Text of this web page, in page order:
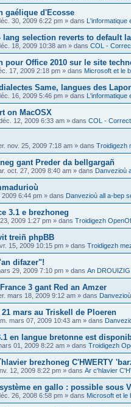
gaélique d'Ecosse
30, 2009 6:22 pm » dans L'informatique
lang selection reverts to default
18, 2009 10:38 am » dans COL -
pour Office 2010 sur le site
17, 2009 2:18 pm » dans Microsoft et le
Same, langues des
16, 2009 5:46 pm » dans L'informatique
on MacOSX
12, 2009 6:33 am » dans COL -
nov. 25, 2009 7:18 am » dans Troidigezh
gant Preder da bellgargañ
oct. 27, 2009 8:40 am » dans Danvezioù
2009 6:44 pm » dans Danvezioù all a-bep
3.1 e brezhoneg
2009 1:27 pm » dans Troidigezh
treiñ phpBB
15, 2009 10:15 pm » dans Troidigezh
difazer"!
29, 2009 7:10 pm » dans An
3 gant Red an Amzer
mars 18, 2009 9:12 am » dans
21 mars au Triskell de Ploeren
mars 07, 2009 10:43 am » dans
en langue bretonne est
01, 2009 8:22 am » dans Troidigezh
brezhoneg C'HWERTY
12, 2009 8:22 pm » dans Ar c'hlavier
en gallo : possible sous
26, 2008 6:58 pm » dans Microsoft et le